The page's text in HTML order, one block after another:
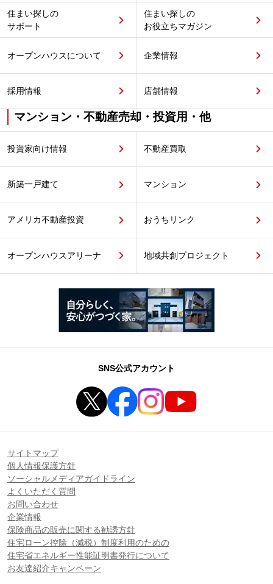
住まい探しの
サポート
住まい探しの
お役立ちマガジン
オープンハウスについて 企業情報
採用情報 店舗情報
マンション・不動産売却・投資用・他
投資家向け情報 不動産買取
新築一戸建て マンション
アメリカ不動産投資 おうちリンク
オープンハウスアリーナ 地域共創プロジェクト
SNS公式アカウント
サイトマップ
個人情報保護方針
ソーシャルメディアガイドライン
よくいただく質問
お問い合わせ
企業情報
保険商品の販売に関する勧誘方針
住宅ローン控除（減税）制度利用のための
住宅省エネルギー性能証明書発行について
お友達紹介キャンペーン